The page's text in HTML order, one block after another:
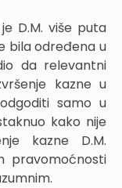
D.M. više puta
bila određena u
da relevantni
kazne u
samo u
kako nije
kazne D.M.
pravomoćnosti